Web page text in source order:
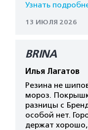
Узнать
13 ИЮЛЯ 2026
BRINA
Илья Лагатов
Резина не
мороз.
разницы с
особой нет.
держат хорошо,